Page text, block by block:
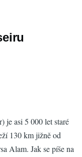
je asi 5 000 let staré
130 km jižně od
Alam. Jak se píše na